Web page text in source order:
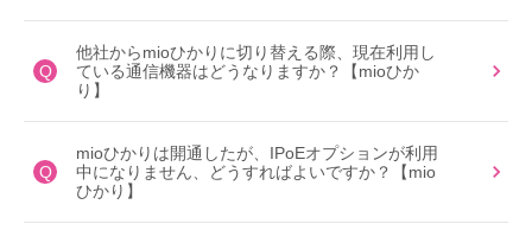
Q
他社からmioひかりに切り替える際、現在利用し
ている通信機器はどうなりますか？【mioひか
り】
Q
mioひかりは開通したが、IPoEオプションが利用
中になりません、どうすればよいですか？【mio
ひかり】